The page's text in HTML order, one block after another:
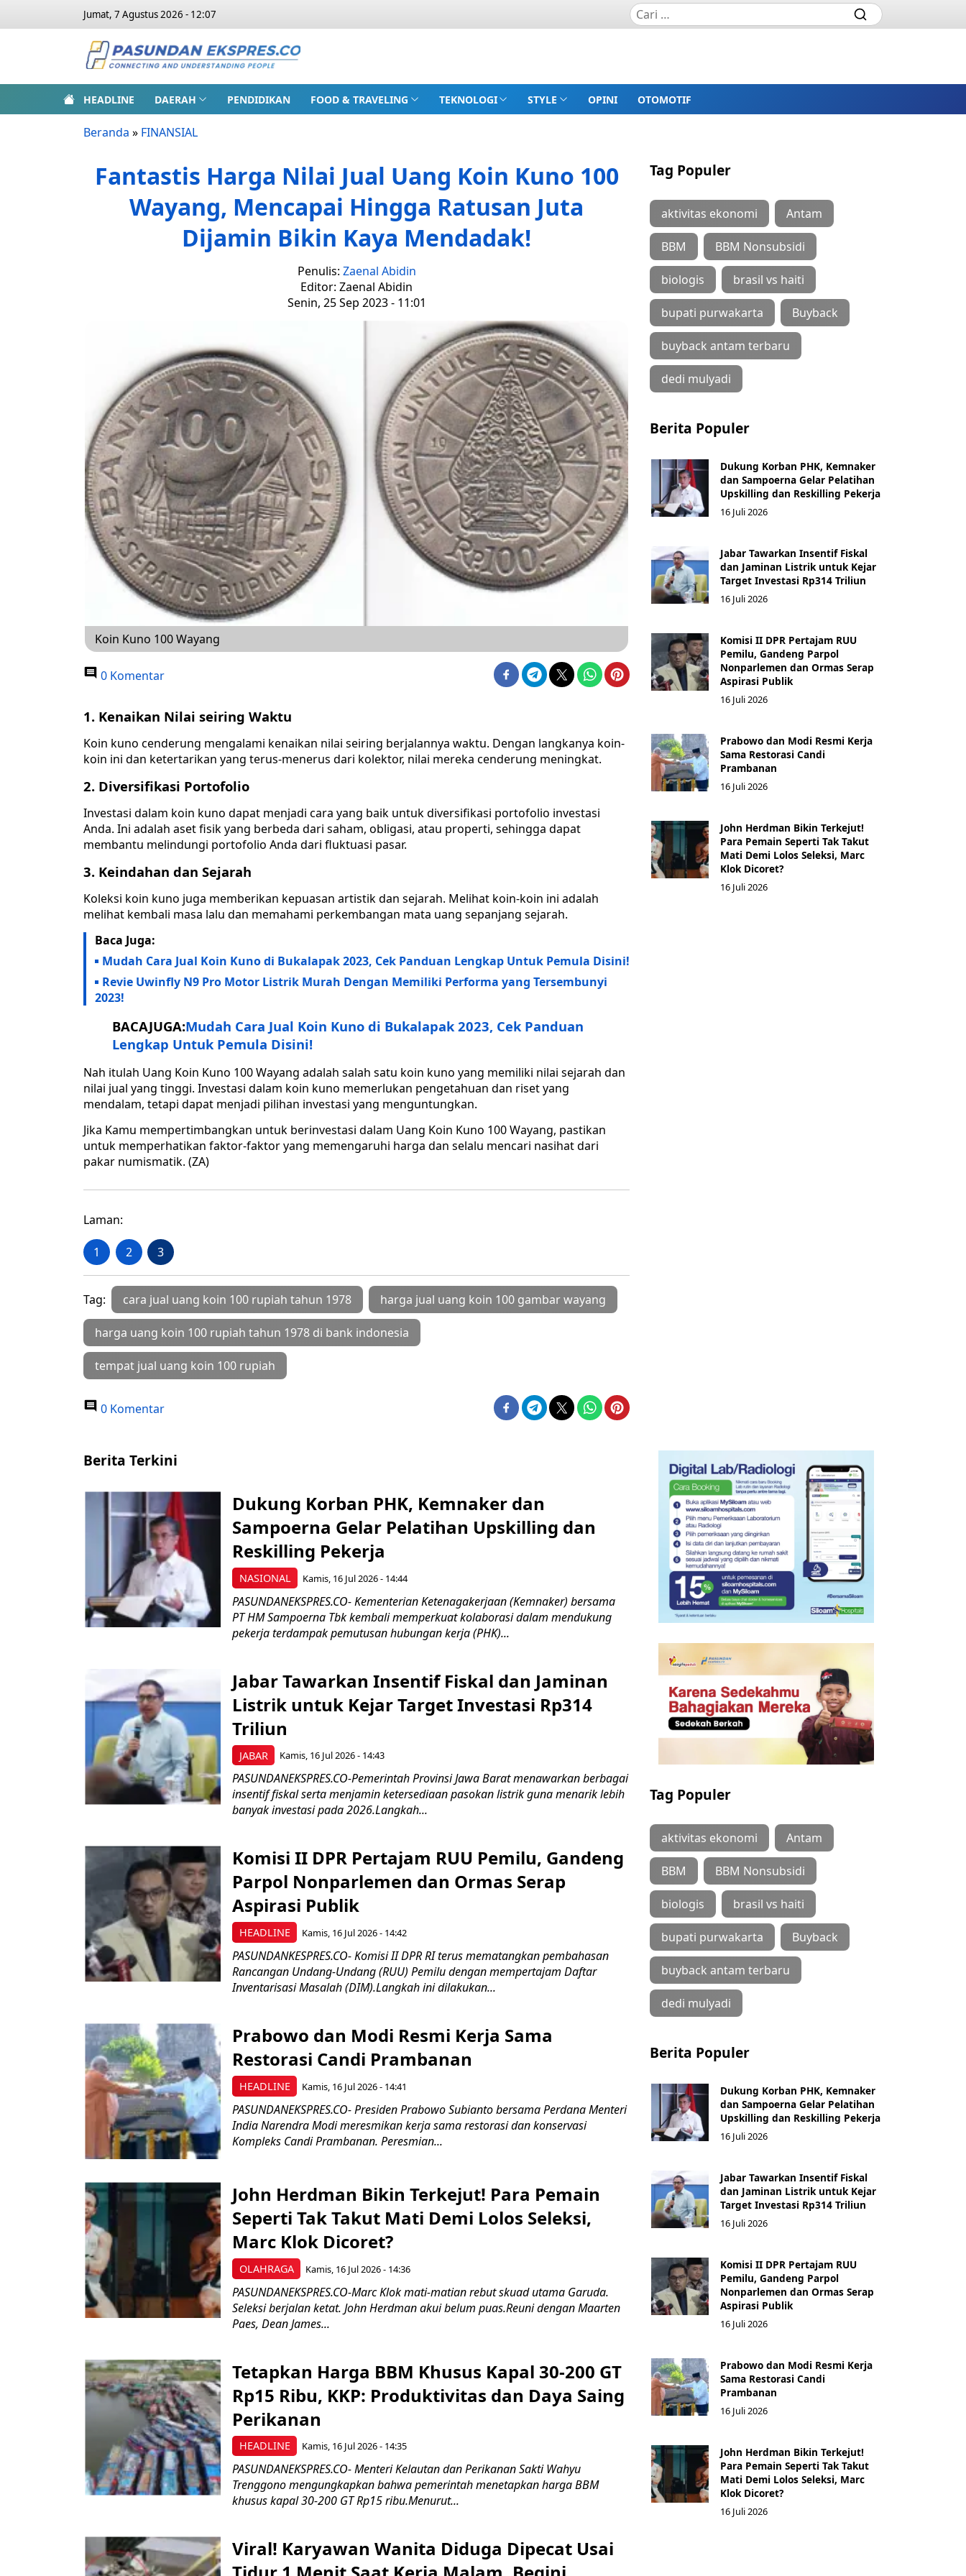
Jumat, 7 Agustus 2026 - 12:07
HEADLINE DAERAH PENDIDIKAN FOOD & TRAVELING TEKNOLOGI STYLE OPINI OTOMOTIF
Beranda » FINANSIAL
Fantastis Harga Nilai Jual Uang Koin Kuno 100
Wayang, Mencapai Hingga Ratusan Juta
Dijamin Bikin Kaya Mendadak!
Penulis: Zaenal Abidin
Editor: Zaenal Abidin
Senin, 25 Sep 2023 - 11:01
Koin Kuno 100 Wayang
0 Komentar
1. Kenaikan Nilai seiring Waktu
Koin kuno cenderung mengalami kenaikan nilai seiring berjalannya waktu. Dengan langkanya koin-
koin ini dan ketertarikan yang terus-menerus dari kolektor, nilai mereka cenderung meningkat.
2. Diversifikasi Portofolio
Investasi dalam koin kuno dapat menjadi cara yang baik untuk diversifikasi portofolio investasi
Anda. Ini adalah aset fisik yang berbeda dari saham, obligasi, atau properti, sehingga dapat
membantu melindungi portofolio Anda dari fluktuasi pasar.
3. Keindahan dan Sejarah
Koleksi koin kuno juga memberikan kepuasan artistik dan sejarah. Melihat koin-koin ini adalah
melihat kembali masa lalu dan memahami perkembangan mata uang sepanjang sejarah.
Baca Juga:
Mudah Cara Jual Koin Kuno di Bukalapak 2023, Cek Panduan Lengkap Untuk Pemula Disini!
Revie Uwinfly N9 Pro Motor Listrik Murah Dengan Memiliki Performa yang Tersembunyi
2023!
BACAJUGA:Mudah Cara Jual Koin Kuno di Bukalapak 2023, Cek Panduan
Lengkap Untuk Pemula Disini!
Nah itulah Uang Koin Kuno 100 Wayang adalah salah satu koin kuno yang memiliki nilai sejarah dan
nilai jual yang tinggi. Investasi dalam koin kuno memerlukan pengetahuan dan riset yang
mendalam, tetapi dapat menjadi pilihan investasi yang menguntungkan.
Jika Kamu mempertimbangkan untuk berinvestasi dalam Uang Koin Kuno 100 Wayang, pastikan
untuk memperhatikan faktor-faktor yang memengaruhi harga dan selalu mencari nasihat dari
pakar numismatik. (ZA)
Laman:
1 2 3
Tag: cara jual uang koin 100 rupiah tahun 1978 harga jual uang koin 100 gambar wayang
harga uang koin 100 rupiah tahun 1978 di bank indonesia
tempat jual uang koin 100 rupiah
0 Komentar
Tag Populer
aktivitas ekonomi Antam
BBM BBM Nonsubsidi
biologis brasil vs haiti
bupati purwakarta Buyback
buyback antam terbaru
dedi mulyadi
Berita Populer
Dukung Korban PHK, Kemnaker
dan Sampoerna Gelar Pelatihan
Upskilling dan Reskilling Pekerja
16 Juli 2026
Jabar Tawarkan Insentif Fiskal
dan Jaminan Listrik untuk Kejar
Target Investasi Rp314 Triliun
16 Juli 2026
Komisi II DPR Pertajam RUU
Pemilu, Gandeng Parpol
Nonparlemen dan Ormas Serap
Aspirasi Publik
16 Juli 2026
Prabowo dan Modi Resmi Kerja
Sama Restorasi Candi
Prambanan
16 Juli 2026
John Herdman Bikin Terkejut!
Para Pemain Seperti Tak Takut
Mati Demi Lolos Seleksi, Marc
Klok Dicoret?
16 Juli 2026
Berita Terkini
NASIONAL
Dukung Korban PHK, Kemnaker dan
Sampoerna Gelar Pelatihan Upskilling dan
Reskilling Pekerja
Kamis, 16 Jul 2026 - 14:44
PASUNDANEKSPRES.CO- Kementerian Ketenagakerjaan (Kemnaker) bersama
PT HM Sampoerna Tbk kembali memperkuat kolaborasi dalam mendukung
pekerja terdampak pemutusan hubungan kerja (PHK)...
JABAR
Jabar Tawarkan Insentif Fiskal dan Jaminan
Listrik untuk Kejar Target Investasi Rp314
Triliun
Kamis, 16 Jul 2026 - 14:43
PASUNDANEKSPRES.CO-Pemerintah Provinsi Jawa Barat menawarkan berbagai
insentif fiskal serta menjamin ketersediaan pasokan listrik guna menarik lebih
banyak investasi pada 2026.Langkah...
HEADLINE
Komisi II DPR Pertajam RUU Pemilu, Gandeng
Parpol Nonparlemen dan Ormas Serap
Aspirasi Publik
Kamis, 16 Jul 2026 - 14:42
PASUNDANKESPRES.CO- Komisi II DPR RI terus mematangkan pembahasan
Rancangan Undang-Undang (RUU) Pemilu dengan mempertajam Daftar
Inventarisasi Masalah (DIM).Langkah ini dilakukan...
HEADLINE
Prabowo dan Modi Resmi Kerja Sama
Restorasi Candi Prambanan
Kamis, 16 Jul 2026 - 14:41
PASUNDANEKSPRES.CO- Presiden Prabowo Subianto bersama Perdana Menteri
India Narendra Modi meresmikan kerja sama restorasi dan konservasi
Kompleks Candi Prambanan. Peresmian...
OLAHRAGA
John Herdman Bikin Terkejut! Para Pemain
Seperti Tak Takut Mati Demi Lolos Seleksi,
Marc Klok Dicoret?
Kamis, 16 Jul 2026 - 14:36
PASUNDANEKSPRES.CO-Marc Klok mati-matian rebut skuad utama Garuda.
Seleksi berjalan ketat. John Herdman akui belum puas.Reuni dengan Maarten
Paes, Dean James...
HEADLINE
Tetapkan Harga BBM Khusus Kapal 30-200 GT
Rp15 Ribu, KKP: Produktivitas dan Daya Saing
Perikanan
Kamis, 16 Jul 2026 - 14:35
PASUNDANEKSPRES.CO- Menteri Kelautan dan Perikanan Sakti Wahyu
Trenggono mengungkapkan bahwa pemerintah menetapkan harga BBM
khusus kapal 30-200 GT Rp15 ribu.Menurut...
Viral! Karyawan Wanita Diduga Dipecat Usai
Tag Populer
aktivitas ekonomi Antam
BBM BBM Nonsubsidi
biologis brasil vs haiti
bupati purwakarta Buyback
buyback antam terbaru
dedi mulyadi
Berita Populer
Dukung Korban PHK, Kemnaker
dan Sampoerna Gelar Pelatihan
Upskilling dan Reskilling Pekerja
16 Juli 2026
Jabar Tawarkan Insentif Fiskal
dan Jaminan Listrik untuk Kejar
Target Investasi Rp314 Triliun
16 Juli 2026
Komisi II DPR Pertajam RUU
Pemilu, Gandeng Parpol
Nonparlemen dan Ormas Serap
Aspirasi Publik
16 Juli 2026
Prabowo dan Modi Resmi Kerja
Sama Restorasi Candi
Prambanan
16 Juli 2026
John Herdman Bikin Terkejut!
Para Pemain Seperti Tak Takut
Mati Demi Lolos Seleksi, Marc
Klok Dicoret?
16 Juli 2026